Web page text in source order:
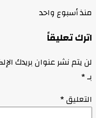
أسبوع واحد
تعليقاً
يتم نشر عنوان بريدك
*
*